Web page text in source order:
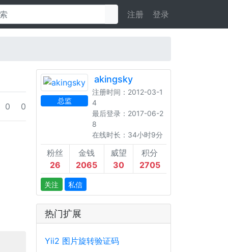
注册 登录
0 0
总监
akingsky
注册时间：2012-03-1
4
最后登录：2017-06-2
8
在线时长：34小时9分
粉丝
26
金钱
2065
威望
30
积分
2705
关注 私信
热门扩展
Yii2 图片旋转验证码